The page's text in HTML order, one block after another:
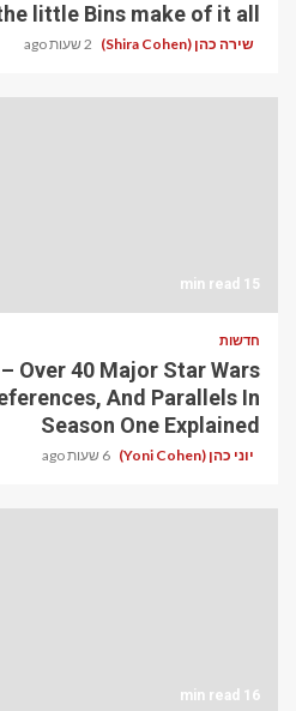
little Bins make of it all?
שירה כהן (Shira Cohen) 2 שעות ago
15 min read
חדשות
Over 40 Major Star Wars
And Parallels In
Season One Explained
יוני כהן (Yoni Cohen) 6 שעות ago
16 min read